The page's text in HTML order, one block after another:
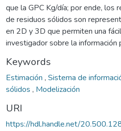
que la GPC Kg/día; por ende, los
de residuos sólidos son
en 2D y 3D que permiten una
investigador sobre la información
Keywords
Estimación , Sistema de
sólidos , Modelización
URI
https://hdl.handle.net/